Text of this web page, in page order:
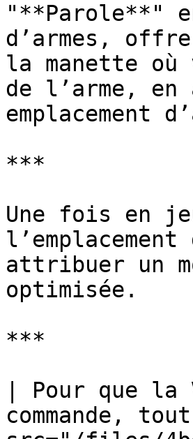
"**Parole**"
d’armes,
la manette où
de l’arme, en
emplacement
***
Une fois en
attribuer un
optimisée.
***
| Pour que la
commande,